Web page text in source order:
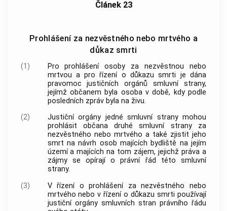
Článek 23
Prohlášení za nezvěstného nebo mrtvého a
důkaz smrti
(1)
Pro prohlášení osoby za nezvěstnou nebo
mrtvou a pro řízení o důkazu smrti je dána
pravomoc justičních orgánů smluvní strany,
jejímž občanem byla osoba v době, kdy podle
posledních zpráv byla na živu.
(2)
Justiční orgány jedné smluvní strany mohou
prohlásit občana druhé smluvní strany za
nezvěstného nebo mrtvého a také zjistit jeho
smrt na návrh osob majících bydliště na jejím
území a majících na tom zájem, jejichž práva a
zájmy se opírají o právní řád této smluvní
strany.
(3)
V řízení o prohlášení za nezvěstného nebo
mrtvého nebo v řízení o důkazu smrti používají
justiční orgány smluvních stran právního řádu